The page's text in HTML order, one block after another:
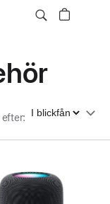
efter: Sortera efter